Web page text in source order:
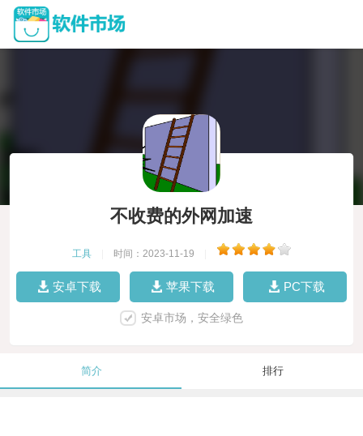
不收费的外网加速
工具 时间：2023-11-19
安卓下载 苹果下载 PC下载
安卓市场，安全绿色
简介 排行